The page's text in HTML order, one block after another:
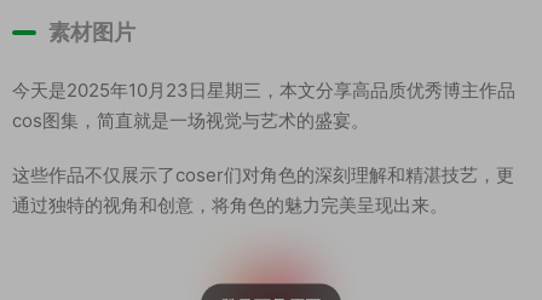
素材图片
今天是2025年10月23日星期三，本文分享高品质优秀博主作品
cos图集，简直就是一场视觉与艺术的盛宴。
这些作品不仅展示了coser们对角色的深刻理解和精湛技艺，更
通过独特的视角和创意，将角色的魅力完美呈现出来。